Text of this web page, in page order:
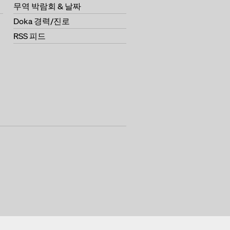
무역 박람회 & 날짜
Doka 경력/진로
RSS 피드